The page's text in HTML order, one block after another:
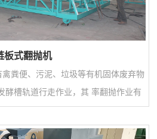
板式翻抛机
粪便、污泥、垃圾等有机固体废弃物
酵槽轨道行走作业，其 率翻抛作业有
熟、降低水分和提高堆肥品质。该机
度。1、采用链式传动、滚动支撑的